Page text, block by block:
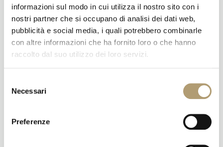
informazioni sul modo in cui utilizza il nostro sito con i
nostri partner che si occupano di analisi dei dati web,
pubblicità e social media, i quali potrebbero combinarle
con altre informazioni che ha fornito loro o che hanno
raccolto dal suo utilizzo dei loro servizi.
delNecessari
Preferenze
Sold out
Grazie del vostro interesse al
Sold out
Vibratoria: “Sussurri
euro 20 ad incontro, per